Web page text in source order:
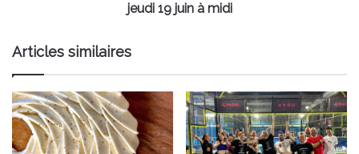
à
midi
jeudi 19 juin à midi
Articles similaires